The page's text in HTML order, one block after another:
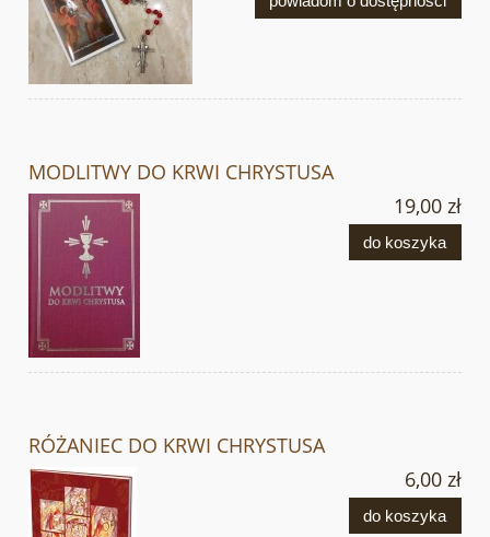
MODLITWY DO KRWI CHRYSTUSA
19,00 zł
do koszyka
RÓŻANIEC DO KRWI CHRYSTUSA
6,00 zł
do koszyka